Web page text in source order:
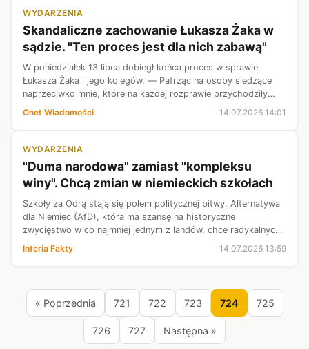
WYDARZENIA
Skandaliczne zachowanie Łukasza Żaka w
sądzie. "Ten proces jest dla nich zabawą"
W poniedziałek 13 lipca dobiegł końca proces w sprawie
Łukasza Żaka i jego kolegów. — Patrząc na osoby siedzące
naprzeciwko mnie, które na każdej rozprawie przychodziły
tutaj jak na spotkanie towarzyskie — uśmiechy, przybijanie
Onet Wiadomości 14.07.2026 14:01
WYDARZENIA
"Duma narodowa" zamiast "kompleksu
winy". Chcą zmian w niemieckich szkołach
Szkoły za Odrą stają się polem politycznej bitwy. Alternatywa
dla Niemiec (AfD), która ma szansę na historyczne
zwycięstwo w co najmniej jednym z landów, chce radykalnych
zmian w systemie edukacji. Partia planuje zerwać z
praktykowaną od dziesięciole...
Interia Fakty 14.07.2026 13:59
« Poprzednia 721 722 723 724 725
726 727 Następna »